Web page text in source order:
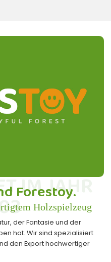
Forestoy.
Holzspielzeug
IM JAHR
der Fantasie und der
hat. Wir sind spezialisiert
den Export hochwertiger